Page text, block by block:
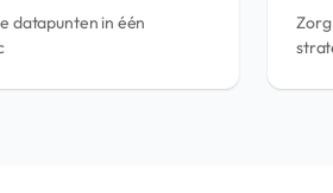
datapunten in één